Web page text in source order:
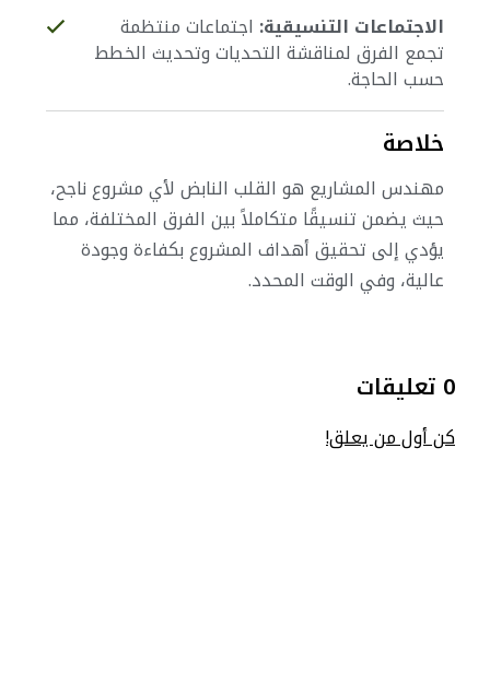
الاجتماعات التنسيقية: اجتماعات منتظمة
تجمع الفرق لمناقشة التحديات وتحديث الخطط
حسب الحاجة.
خلاصة
مهندس المشاريع هو القلب النابض لأي مشروع ناجح،
حيث يضمن تنسيقًا متكاملاً بين الفرق المختلفة، مما
يؤدي إلى تحقيق أهداف المشروع بكفاءة وجودة
عالية، وفي الوقت المحدد.
0 تعليقات
كن أول من يعلق!